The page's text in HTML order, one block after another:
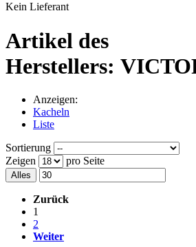
Kein Lieferant
Artikel des
Herstellers:
Anzeigen:
Kacheln
Liste
Sortierung
Zeigen
pro Seite
Alles
Zurück
1
2
Weiter